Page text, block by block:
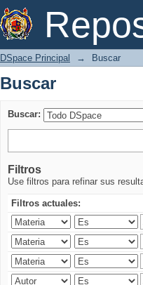
Buscar
DSpace Principal → Buscar
Buscar
Buscar:
Filtros
Use filtros para refinar sus
Filtros actuales: